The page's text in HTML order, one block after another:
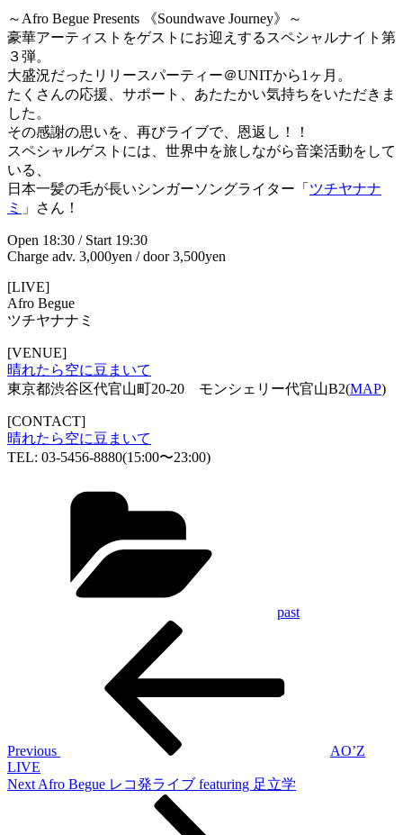
～Afro Begue Presents 《Soundwave Journey》～
豪華アーティストをゲストにお迎えするスペシャルナイト第
３弾。
大盛況だったリリースパーティー＠UNITから1ヶ月。
たくさんの応援、サポート、あたたかい気持ちをいただきま
した。
その感謝の思いを、再びライブで、恩返し！！
スペシャルゲストには、世界中を旅しながら音楽活動をして
いる、
日本一髪の毛が長いシンガーソングライター「 ツチヤナナ
ミ 」さん！
Open 18:30 / Start 19:30
Charge adv. 3,000yen / door 3,500yen
[LIVE]
Afro Begue
ツチヤナナミ
[VENUE]
晴れたら空に豆まいて
東京都渋谷区代官山町20-20 モンシェリー代官山B2(MAP)
[CONTACT]
晴れたら空に豆まいて
TEL: 03-5456-8880(15:00〜23:00)
past
ゲ
ー
Previous
AO’Z
LIVE
Next
Next Afro Begue レコ発ライブ featuring 足立学